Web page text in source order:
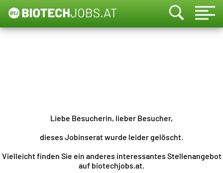
Liebe Besucherin, lieber Besucher,
dieses Jobinserat wurde leider gelöscht.
Vielleicht finden Sie ein anderes interessantes Stellenangebot
auf biotechjobs.at.